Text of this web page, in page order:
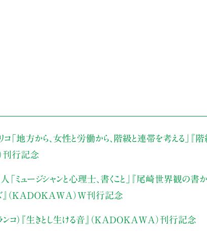
コ「地方から、女性と労働から、階級と連帯を考える」
『
）刊行記念
「ミュージシャンと心理士、書くこと」
『尾崎世界観の書か
ンズ』（KADOKAWA）W刊行記念
コ） 『生きとし生ける音』（KADOKAWA）刊行記念